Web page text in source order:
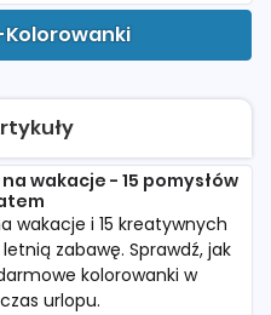
wakacje - 15 pomysłów
wakacje i 15 kreatywnych
zabawę. Sprawdź, jak
kolorowanki w
urlopu.